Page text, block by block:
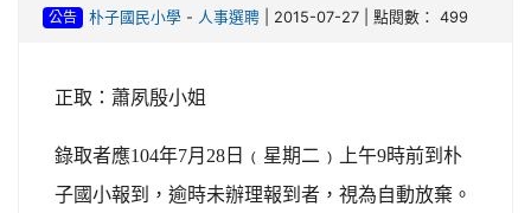
公告 朴子國民小學- 人事選聘| 2015-07-27 | 點閱數： 499
正取：蕭夙殷小姐
錄取者應104年7月 28 日﹙星期二﹚上午9時前到朴
子國小報到，逾時未辦理報到者，視為自動放棄。